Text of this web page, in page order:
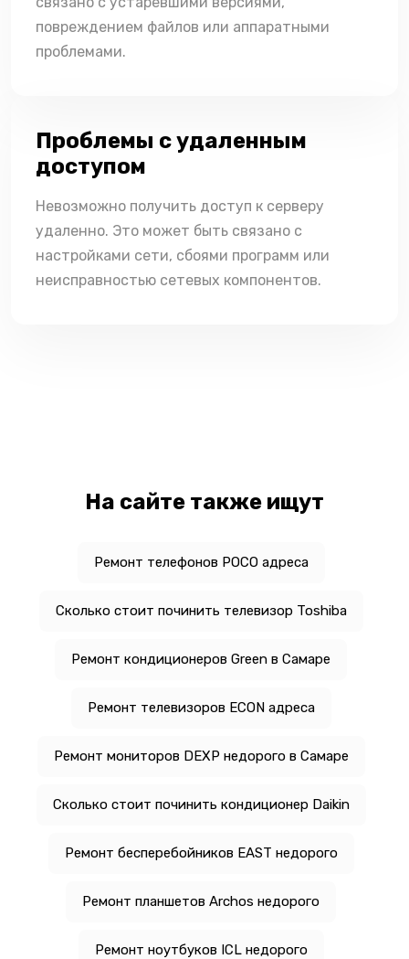
повреждением файлов или аппаратными
проблемами.
Проблемы с удаленным
доступом
Невозможно получить доступ к серверу
удаленно. Это может быть связано с
настройками сети, сбоями программ или
неисправностью сетевых компонентов.
На сайте также ищут
Ремонт телефонов POCO адреса
Сколько стоит починить телевизор Toshiba
Ремонт кондиционеров Green в Самаре
Ремонт телевизоров ECON адреса
Ремонт мониторов DEXP недорого в Самаре
Сколько стоит починить кондиционер Daikin
Ремонт бесперебойников EAST недорого
Ремонт планшетов Archos недорого
Ремонт ноутбуков ICL недорого